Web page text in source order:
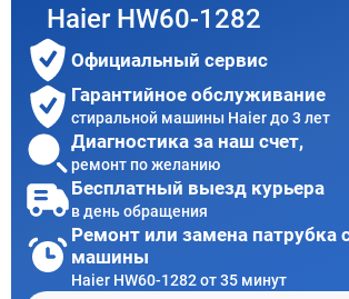
Haier HW60-1282
Официальный сервис
Гарантийное обслуживание
стиральной машины Haier до 3 лет
Диагностика за наш счет,
ремонт по желанию
Бесплатный выезд курьера
в день обращения
Ремонт или замена патрубка
машины
Haier HW60-1282 от 35 минут